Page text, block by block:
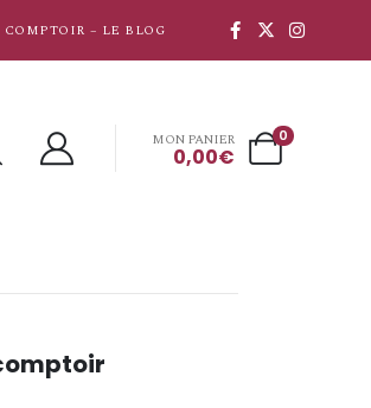
COMPTOIR – LE BLOG
0
MON PANIER
0,00€